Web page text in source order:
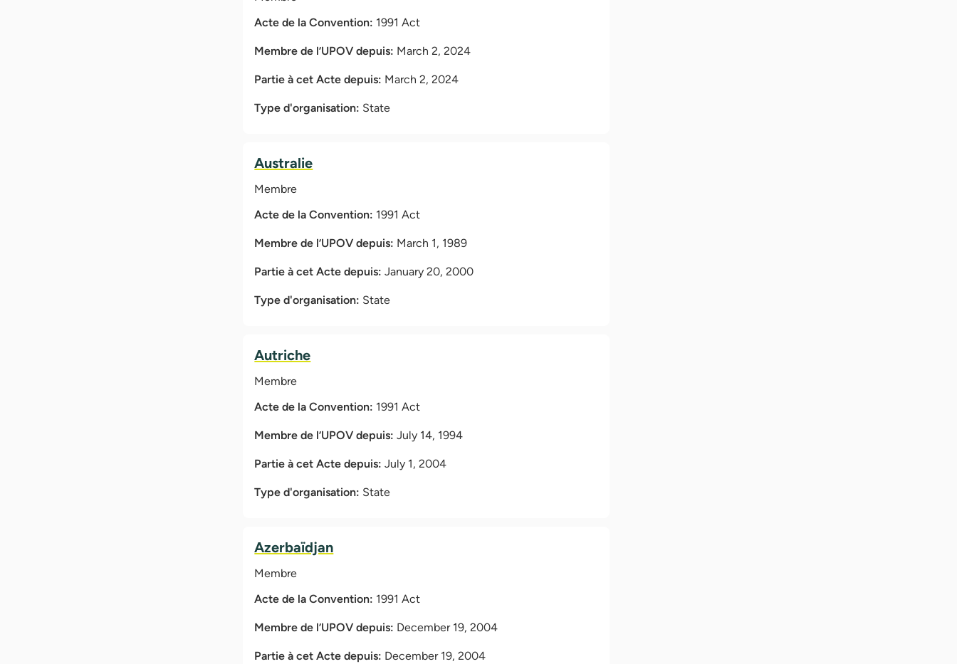
Acte de la Convention: 1991 Act
Membre de l’UPOV depuis: March 2, 2024
Partie à cet Acte depuis: March 2, 2024
Type d'organisation: State
Australie
Membre
Acte de la Convention: 1991 Act
Membre de l’UPOV depuis: March 1, 1989
Partie à cet Acte depuis:January 20, 2000
Type d'organisation: State
Autriche
Membre
Acte de la Convention: 1991 Act
Membre de l’UPOV depuis:July 14, 1994
Partie à cet Acte depuis:July 1, 2004
Type d'organisation: State
Azerbaïdjan
Membre
Acte de la Convention: 1991 Act
Membre de l’UPOV depuis: December 19, 2004
Partie à cet Acte depuis: December 19, 2004